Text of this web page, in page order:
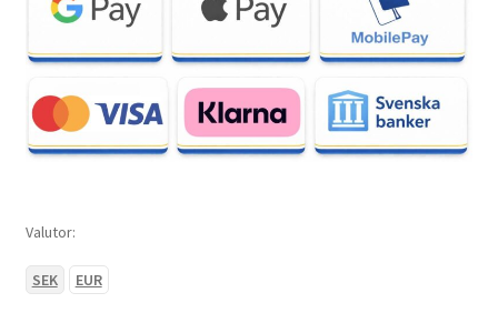
Valutor:
SEK EUR